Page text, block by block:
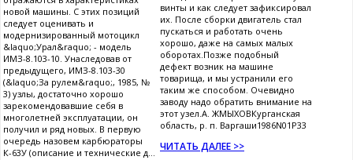
новой машины. С этих позиций
следует оценивать и
модернизированный мотоцикл
&laquo;Урал&raquo; - модель
ИМЗ-8.103-10. Унаследовав от
предыдущего, ИМЗ-8.103-30
(&laquo;За рулем&raquo;, 1985, №
3) узлы, достаточно хорошо
зарекомендовавшие себя в
многолетней эксплуатации, он
получил и ряд новых. В первую
очередь назовем карбюраторы
К-63У (описание и технические д...
винты и как следует зафиксировал
их. После сборки двигатель стал
пускаться и работать очень
хорошо, даже на самых малых
оборотах.Позже подобный
дефект возник на машине
товарища, и мы устранили его
таким же способом. Очевидно
заводу надо обратить внимание на
этот узел.А. ЖМЫХОВКурганская
область, р. п. Варгаши1986N01P33
ЧИТАТЬ ДАЛЕЕ >>